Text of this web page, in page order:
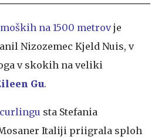
na 1500 metrovje
Nizozemec Kjeld Nuis, v
v skokih na veliki
Gu.
sta Stefania
Italiji priigrala sploh